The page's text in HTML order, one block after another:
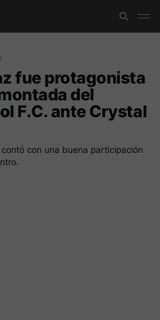
fue protagonista
del
F.C. ante Crystal
con una buena participación